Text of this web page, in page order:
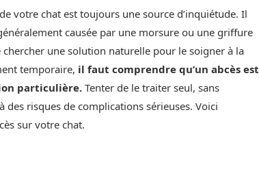
votre chat est toujours une source d’inquiétude. Il
causée par une morsure ou une griffure
une solution naturelle pour le soigner à la
temporaire, il faut comprendre qu’un abcès est
particulière. Tenter de le traiter seul, sans
risques de complications sérieuses. Voici
sur votre chat.